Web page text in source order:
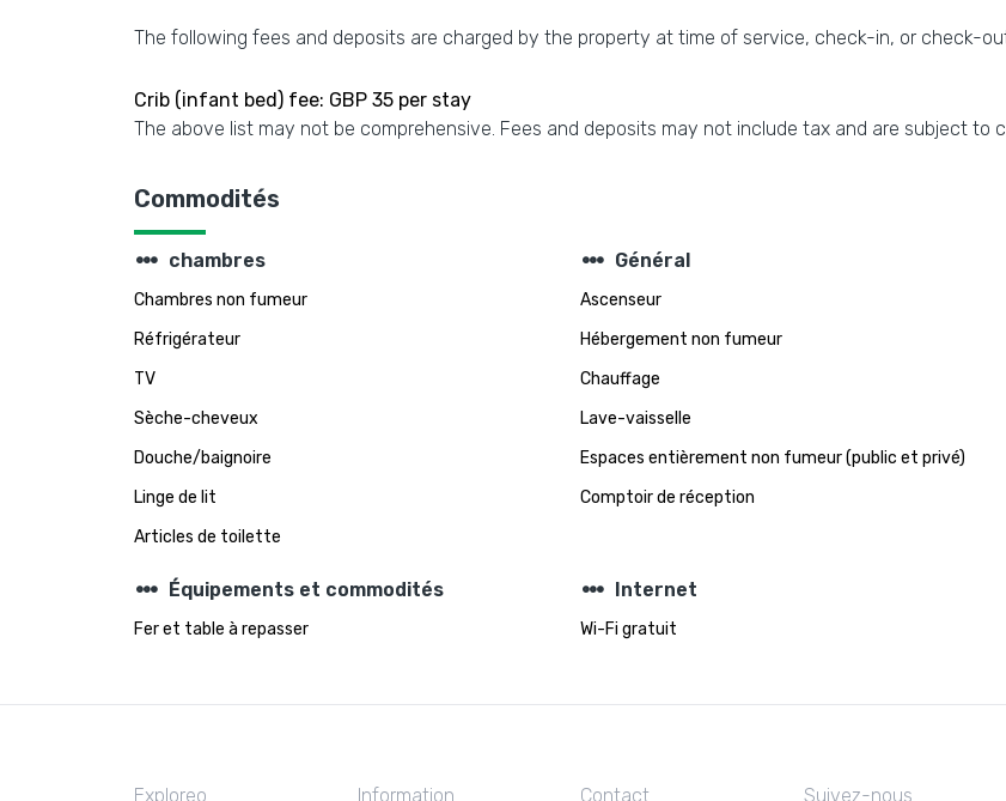
The following fees and deposits are charged by the property at time of service, check-in, or check-
Crib (infant bed) fee: GBP 35 per stay
The above list may not be comprehensive. Fees and deposits may not include tax and are subject to
Commodités
steppers chambres
Chambres non fumeur
Réfrigérateur
TV
Sèche-cheveux
Douche/baignoire
Linge de lit
Articles de toilette
steppers Général
Ascenseur
Hébergement non fumeur
Chauffage
Lave-vaisselle
Espaces entièrement non fumeur (public et privé)
Comptoir de réception
steppers Équipements et commodités
Fer et table à repasser
steppers Internet
Wi-Fi gratuit
Exploreo Information Contact Suivez-nous